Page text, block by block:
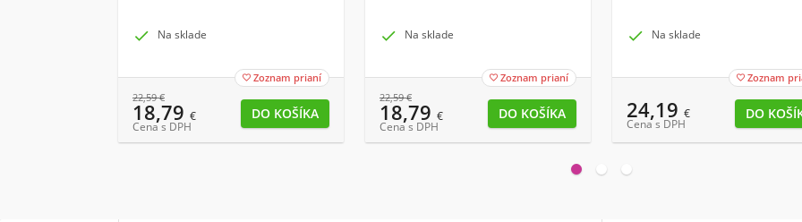
 Na sklade
 Zoznam prianí
22,59€
18,79 €
Cena s DPH
 Na sklade
 Zoznam prianí
22,59€
18,79 €
Cena s DPH
 Na sklade
 Zoznam
24,19 €
Cena s DPH